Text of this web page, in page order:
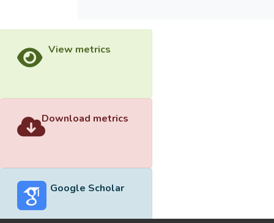
View metrics
Download metrics
Google Scholar